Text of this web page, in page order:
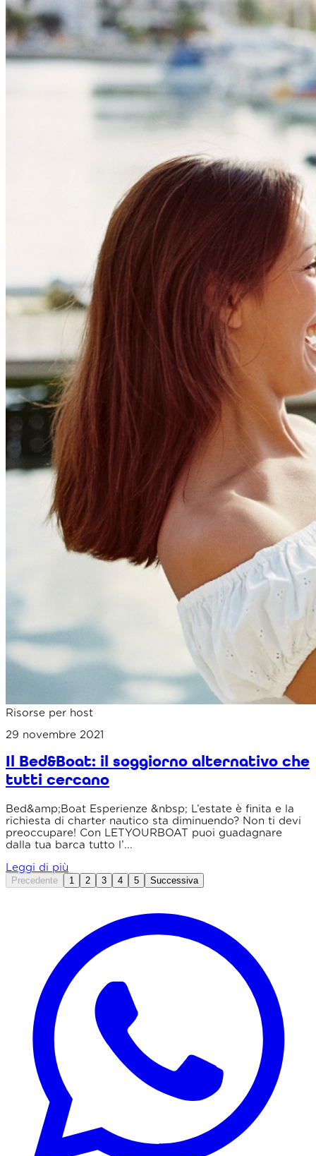
Risorse per host
29 novembre 2021
Il Bed&Boat: il soggiorno alternativo che
tutti cercano
Bed&amp;Boat Esperienze &nbsp; L’estate è finita e la
richiesta di charter nautico sta diminuendo? Non ti devi
preoccupare! Con LETYOURBOAT puoi guadagnare
dalla tua barca tutto l’...
Leggi di più
Precedente 1 2 3 4 5 Successiva